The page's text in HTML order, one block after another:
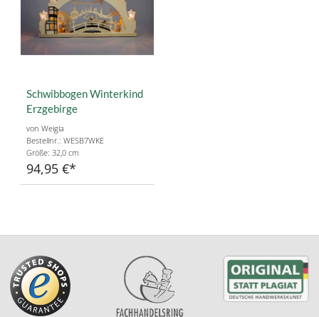
Schwibbogen Winterkind
Erzgebirge
von Weigla
Bestellnr.: WESB7WKE
Größe: 32,0 cm
94,95 €